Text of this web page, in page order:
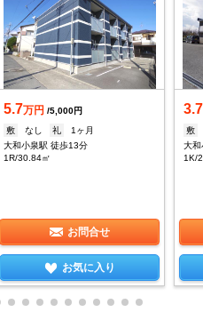
5.7万円 /5,000円
敷
なし 礼
1ヶ月
大和小泉駅 徒歩13分
1R/30.84㎡
お問合せ
お気に入り
3.7
敷
大
1K/